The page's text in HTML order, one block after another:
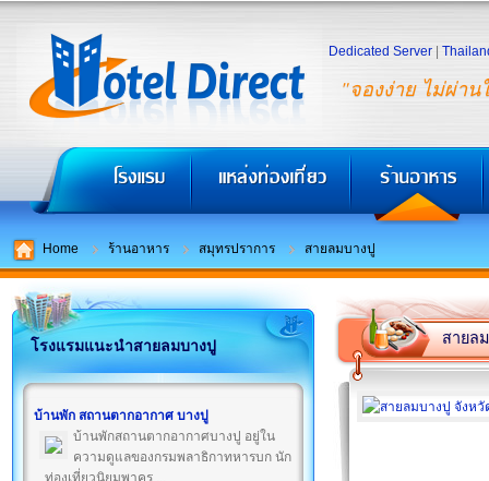
"จองง่าย ไม่ผ่าน
Dedicated Server
Home ร้านอาหาร สมุทรปราการ สายลมบางปู
โรงแรมแนะนำสายลมบางปู
บ้านพัก สถานตากอากาศ บางปู
บ้านพักสถานตากอากาศบางปู อยู่ใน
ความดูแลของกรมพลาธิกาทหารบก นัก
ท่องเที่ยวนิยมพาคร ...
สายล